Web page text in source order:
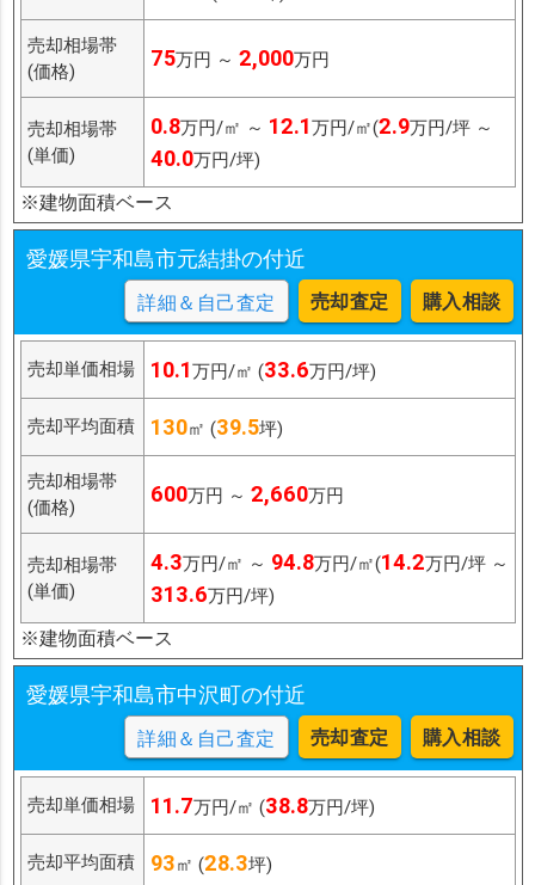
売却相場帯
(価格)
75万円 ～ 2,000万円
売却相場帯
(単価)
0.8万円/㎡ ～ 12.1万円/㎡(2.9万円/坪 ～
40.0万円/坪)
※建物面積ベース
愛媛県宇和島市元結掛の付近
詳細＆自己査定 売却査定 購入相談
売却単価相場 10.1万円/㎡ (33.6万円/坪)
売却平均面積 130㎡ (39.5坪)
売却相場帯
(価格)
600万円 ～ 2,660万円
売却相場帯
(単価)
4.3万円/㎡ ～ 94.8万円/㎡(14.2万円/坪 ～
313.6万円/坪)
※建物面積ベース
愛媛県宇和島市中沢町の付近
詳細＆自己査定 売却査定 購入相談
売却単価相場 11.7万円/㎡ (38.8万円/坪)
売却平均面積 93㎡ (28.3坪)